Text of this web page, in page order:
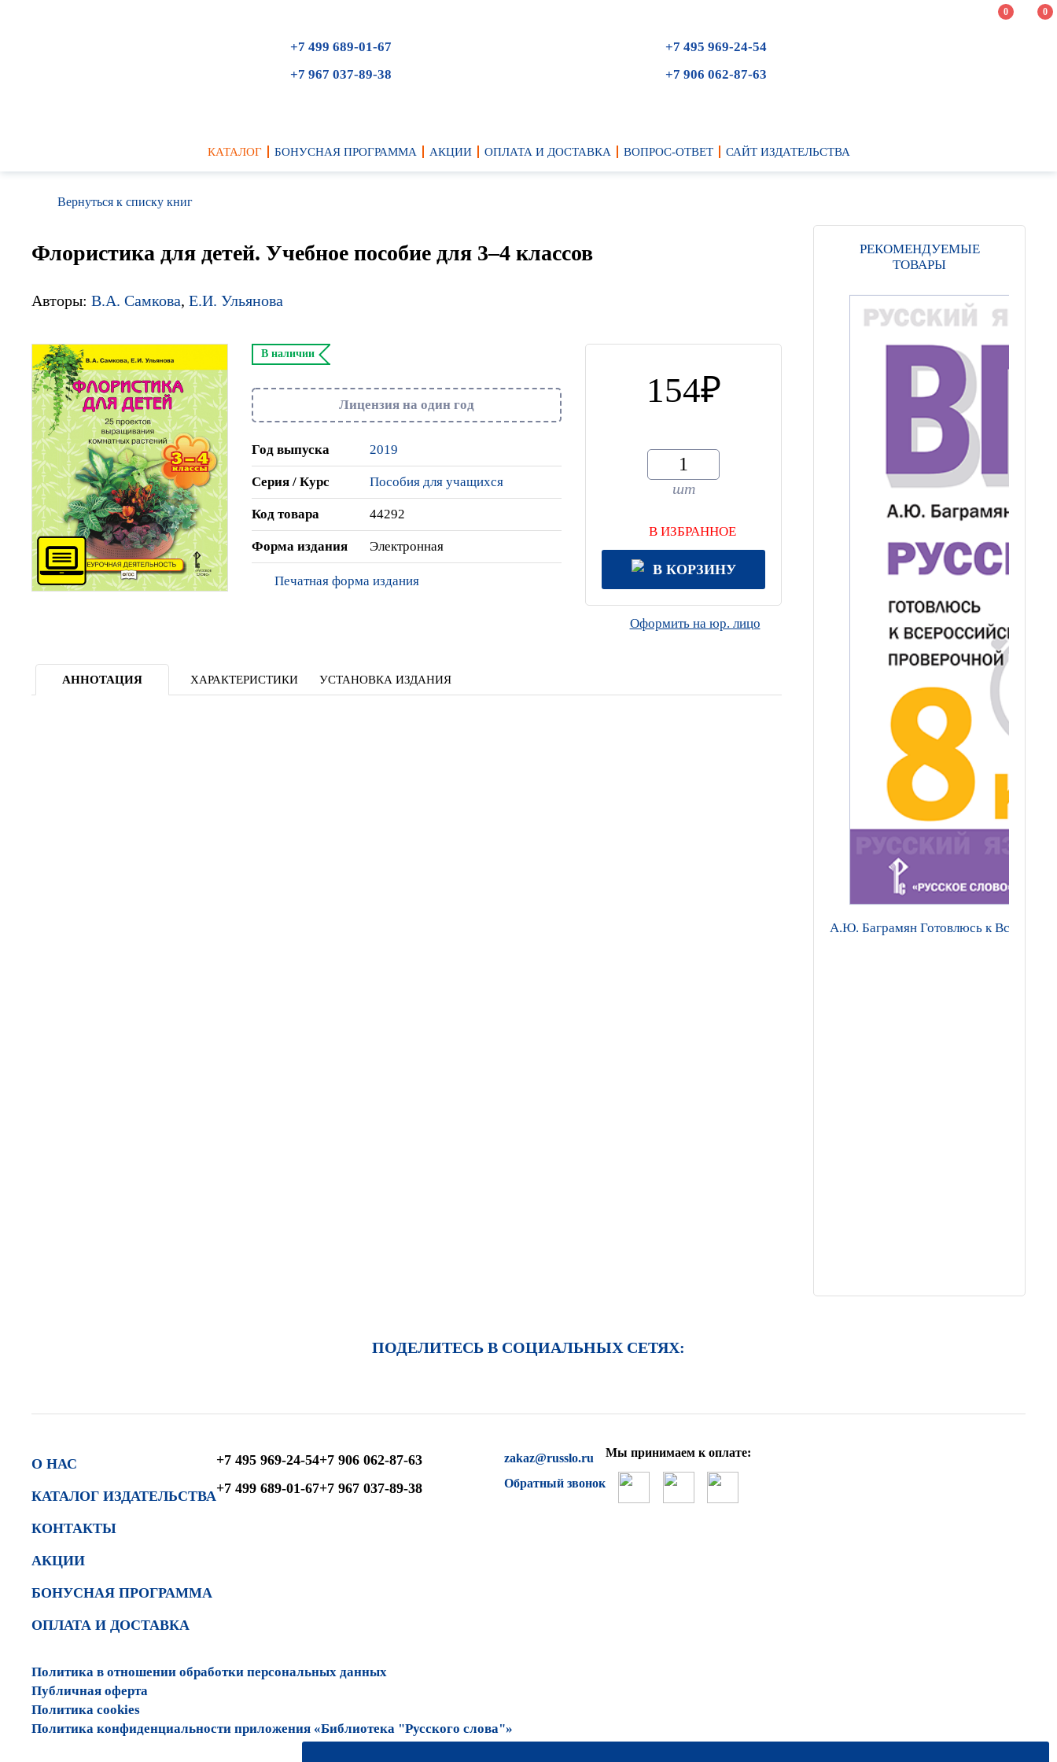
0 0
+7 499 689-01-67
+7 967 037-89-38
+7 495 969-24-54
+7 906 062-87-63
КАТАЛОГ БОНУСНАЯ ПРОГРАММА АКЦИИ ОПЛАТА И ДОСТАВКА ВОПРОС-ОТВЕТ САЙТ ИЗДАТЕЛЬСТВА
Вернуться к списку книг
Флористика для детей. Учебное пособие для 3–4 классов
Авторы: В.А. Самкова, Е.И. Ульянова
В наличии
Лицензия на один год
Год выпуска 2019
Серия / Курс Пособия для учащихся
Код товара 44292
Форма издания Электронная
Печатная форма издания
154
шт
В ИЗБРАННОЕ
В КОРЗИНУ
Оформить на юр. лицо
АННОТАЦИЯ ХАРАКТЕРИСТИКИ УСТАНОВКА ИЗДАНИЯ
РЕКОМЕНДУЕМЫЕ
ТОВАРЫ
А.Ю. Баграмян Готовлюсь к
ПОДЕЛИТЕСЬ В СОЦИАЛЬНЫХ СЕТЯХ:
О НАС
КАТАЛОГ ИЗДАТЕЛЬСТВА
КОНТАКТЫ
АКЦИИ
БОНУСНАЯ ПРОГРАММА
ОПЛАТА И ДОСТАВКА
+7 495 969-24-54
+7 499 689-01-67
+7 906 062-87-63
+7 967 037-89-38
zakaz@russlo.ru
Обратный звонок
Мы принимаем к оплате:
Политика в отношении обработки персональных данных
Публичная оферта
Политика cookies
Политика конфиденциальности приложения «Библиотека "Русского слова"»